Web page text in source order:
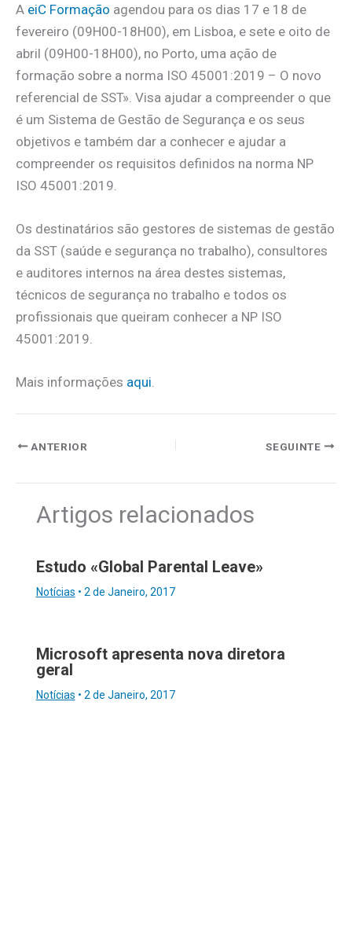
A eiC Formação agendou para os dias 17 e 18 de
fevereiro (09H00-18H00), em Lisboa, e sete e oito de
abril (09H00-18H00), no Porto, uma ação de
formação sobre a norma ISO 45001:2019 – O novo
referencial de SST». Visa ajudar a compreender o que
é um Sistema de Gestão de Segurança e os seus
objetivos e também dar a conhecer e ajudar a
compreender os requisitos definidos na norma NP
ISO 45001:2019.
Os destinatários são gestores de sistemas de gestão
da SST (saúde e segurança no trabalho), consultores
e auditores internos na área destes sistemas,
técnicos de segurança no trabalho e todos os
profissionais que queiram conhecer a NP ISO
45001:2019.
Mais informações aqui.
ANTERIOR SEGUINTE
Artigos relacionados
Estudo «Global Parental Leave»
Notícias • 2 de Janeiro, 2017
Microsoft apresenta nova diretora
geral
Notícias • 2 de Janeiro, 2017